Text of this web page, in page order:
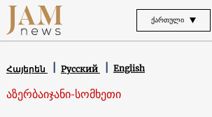
ᲥᲐᲠᲗᲣᲚᲘ
Հայերեն Русский English
აზერბაიჯანი-სომხეთი